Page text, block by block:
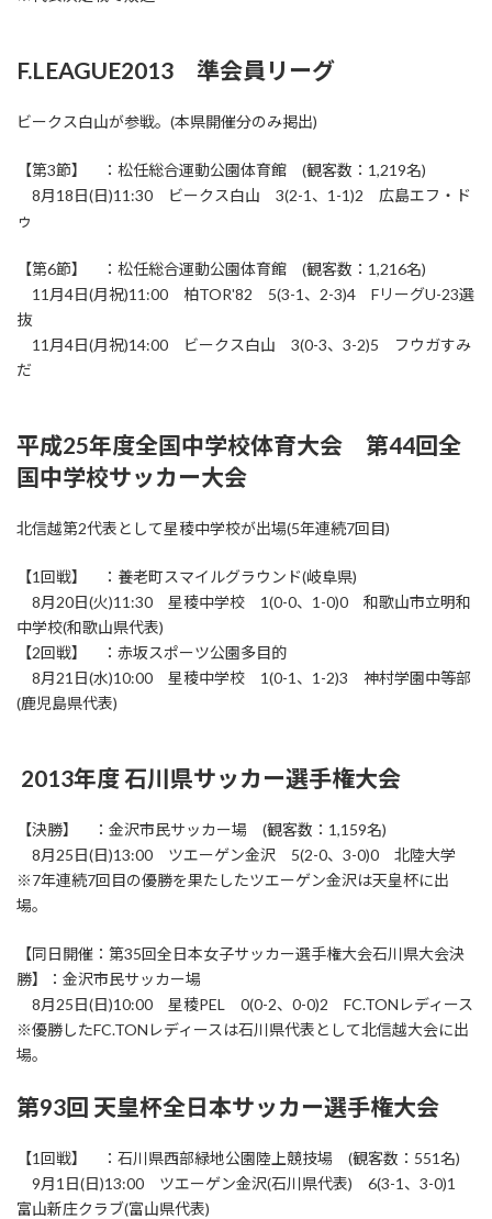
F.LEAGUE2013 準会員リーグ
ビークス白山が参戦。(本県開催分のみ掲出)
【第3節】 ：松任総合運動公園体育館 (観客数：1,219名)
8月18日(日)11:30 ビークス白山 3(2-1、1-1)2 広島エフ・ド
ゥ
【第6節】 ：松任総合運動公園体育館 (観客数：1,216名)
11月4日(月祝)11:00 柏TOR'82 5(3-1、2-3)4 FリーグU-23選
抜
11月4日(月祝)14:00 ビークス白山 3(0-3、3-2)5 フウガすみ
だ
平成25年度全国中学校体育大会 第44回全
国中学校サッカー大会
北信越第2代表として星稜中学校が出場(5年連続7回目)
【1回戦】 ：養老町スマイルグラウンド(岐阜県)
8月20日(火)11:30 星稜中学校 1(0-0、1-0)0 和歌山市立明和
中学校(和歌山県代表)
【2回戦】 ：赤坂スポーツ公園多目的
8月21日(水)10:00 星稜中学校 1(0-1、1-2)3 神村学園中等部
(鹿児島県代表)
2013年度 石川県サッカー選手権大会
【決勝】 ：金沢市民サッカー場 (観客数：1,159名)
8月25日(日)13:00 ツエーゲン金沢 5(2-0、3-0)0 北陸大学
※7年連続7回目の優勝を果たしたツエーゲン金沢は天皇杯に出
場。
【同日開催：第35回全日本女子サッカー選手権大会石川県大会決
勝】：金沢市民サッカー場
8月25日(日)10:00 星稜PEL 0(0-2、0-0)2 FC.TONレディース
※優勝したFC.TONレディースは石川県代表として北信越大会に出
場。
第93回 天皇杯全日本サッカー選手権大会
【1回戦】 ：石川県西部緑地公園陸上競技場 (観客数：551名)
9月1日(日)13:00 ツエーゲン金沢(石川県代表) 6(3-1、3-0)1
富山新庄クラブ(富山県代表)